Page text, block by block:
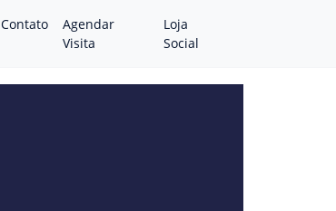
Contato
Agendar
Visita
Loja
Social